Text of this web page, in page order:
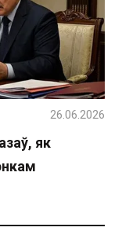
як
26.06.2026